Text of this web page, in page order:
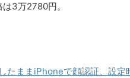
3万2780円。
たままiPhoneで顔認証、設定